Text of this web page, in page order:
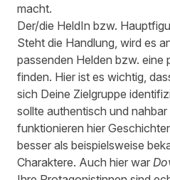
macht.
Der/die HeldIn bzw.
Steht die Handlung, wird es
passenden Helden bzw. eine
finden. Hier ist es wichtig,
sich Deine Zielgruppe
sollte authentisch und
funktionieren hier
besser als beispielsweise
Charaktere. Auch hier war